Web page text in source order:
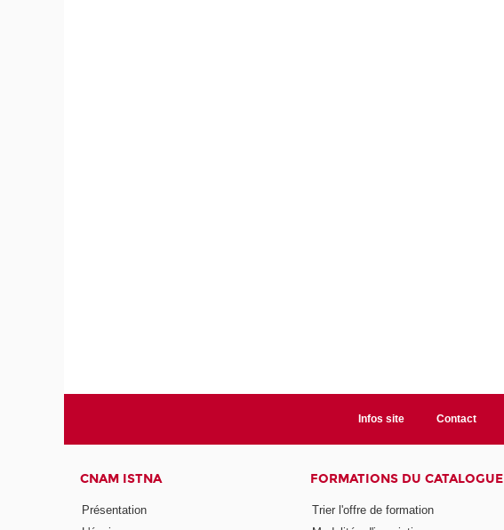
Infos site Contact
CNAM ISTNA
Présentation
FORMATIONS DU CATALOGUE
Trier l'offre de formation